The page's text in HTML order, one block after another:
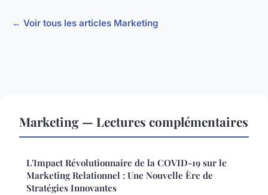
← Voir tous les articles Marketing
Marketing — Lectures complémentaires
L'Impact Révolutionnaire de la COVID-19 sur le
Marketing Relationnel : Une Nouvelle Ère de
Stratégies Innovantes